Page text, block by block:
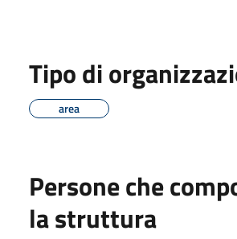
Tipo di
area
Persone che
la struttura